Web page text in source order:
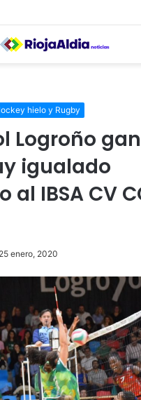
hielo y Rugby
Logroño
igualado
al IBSA CV
25 enero, 2020